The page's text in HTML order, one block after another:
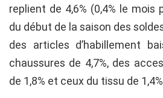
replient de 4,6% (0,4% le mois
du début de la saison des
des articles d’habillement
chaussures de 4,7%, des
de 1,8% et ceux du tissu de